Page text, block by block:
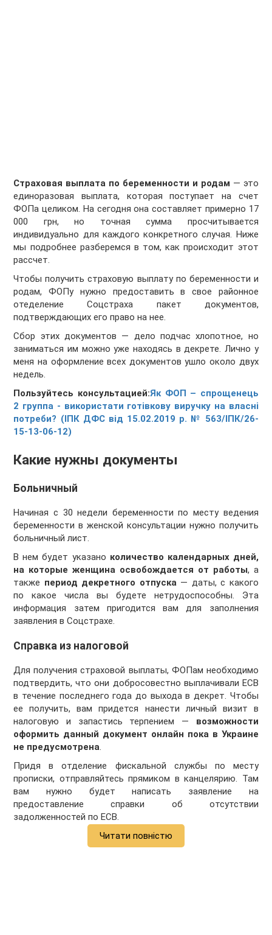
Страховая выплата по беременности и родам — это
единоразовая выплата, которая поступает на счет
ФОПа целиком. На сегодня она составляет примерно 17
000 грн, но точная сумма просчитывается
индивидуально для каждого конкретного случая. Ниже
мы подробнее разберемся в том, как происходит этот
рассчет.
Чтобы получить страховую выплату по беременности и
родам, ФОПу нужно предоставить в свое районное
отеделение Соцстраха пакет документов,
подтверждающих его право на нее.
Сбор этих документов — дело подчас хлопотное, но
заниматься им можно уже находясь в декрете. Лично у
меня на оформление всех документов ушло около двух
недель.
Пользуйтесь консультацией:Як ФОП – спрощенець
2 группа - використати готівкову виручку на власні
потреби? (ІПК ДФС від 15.02.2019 р. № 563/ІПК/26-
15-13-06-12)
Какие нужны документы
Больничный
Начиная с 30 недели беременности по месту ведения
беременности в женской консультации нужно получить
больничный лист.
В нем будет указано количество календарных дней,
на которые женщина освобождается от работы, а
также период декретного отпуска— даты, с какого
по какое числа вы будете нетрудоспособны. Эта
информация затем пригодится вам для заполнения
заявления в Соцстрахе.
Справка из налоговой
Для получения страховой выплаты, ФОПам необходимо
подтвердить, что они добросовестно выплачивали ЕСВ
в течение последнего года до выхода в декрет. Чтобы
ее получить, вам придется нанести личный визит в
налоговую и запастись терпением — возможности
оформить данный документ онлайн пока в Украине
не предусмотрена.
Придя в отделение фискальной службы по месту
прописки, отправляйтесь прямиком в канцелярию. Там
вам нужно будет написать заявление на
предоставление справки об отсутствии
задолженностей по ЕСВ.
Читати повністю